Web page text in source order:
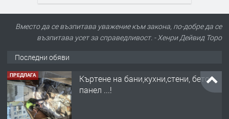
Вместо да се възпитава уважение към закона, по-добре да се
възпитава усет за справедливост. - Хенри Дейвид Торо
Последни обяви
ПРЕДЛАГА
Къртене на бани,кухни,стени, бетон,
панел ...!